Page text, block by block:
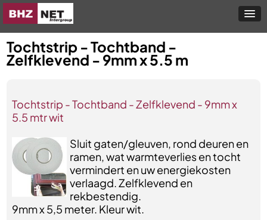
Tochtstrip - Tochtband -
Zelfklevend - 9mm x 5.5 m
Tochtstrip - Tochtband - Zelfklevend - 9mm x
5.5 mtr wit
Sluit gaten/gleuven, rond deuren en
ramen, wat warmteverlies en tocht
vermindert en uw energiekosten
verlaagd. Zelfklevend en
rekbestendig.
9mm x 5,5 meter. Kleur wit.